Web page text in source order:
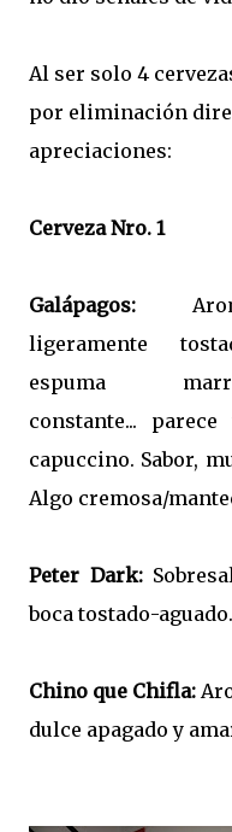
Al ser solo 4
por eliminación
apreciaciones:
Cerveza Nro. 1
Galápagos:
ligeramente
espuma
constante... parece
capuccino. Sabor,
Algo cremosa/
Peter Dark:
boca tostado-aguado.
Chino que Chifla:
dulce apagado y